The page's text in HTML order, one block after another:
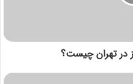
در تهران چیست؟